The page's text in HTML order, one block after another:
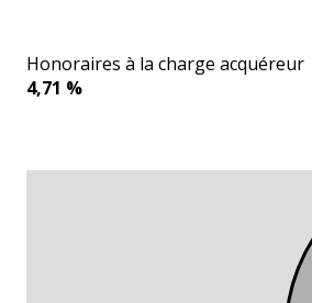
Honoraires à la charge acquéreur
4,71 %